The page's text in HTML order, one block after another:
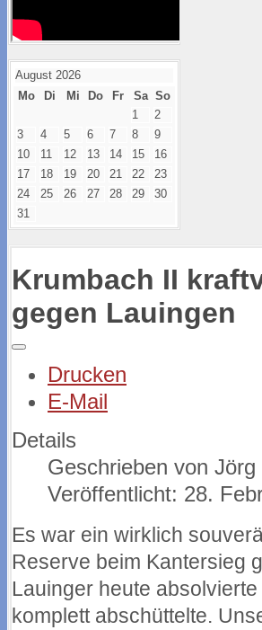
August 2026
Mo
Di Mi Do Fr Sa So
1
2
3
4 5 6 7 8
9
10
11 12 13 14 15
16
17
18 19 20 21 22
23
24
25 26 27 28 29
30
31
Krumbach II
gegen Lauingen
Drucken
E-Mail
Details
Geschrieben von Jörg
Veröffentlicht: 28.
Es war ein wirklich
Reserve beim Kantersieg
Lauinger heute
komplett abschüttelte.